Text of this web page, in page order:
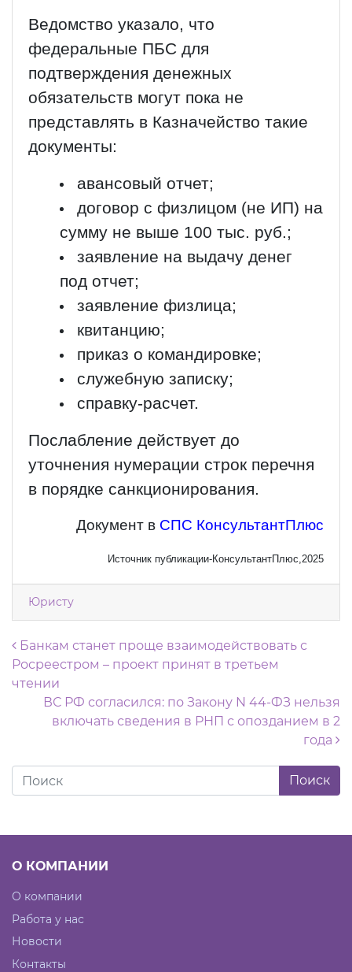
Ведомство указало, что
федеральные ПБС для
подтверждения денежных
обязательств могут пока не
представлять в Казначейство такие
документы:
авансовый отчет;
договор с физлицом (не ИП) на
сумму не выше 100 тыс. руб.;
заявление на выдачу денег
под отчет;
заявление физлица;
квитанцию;
приказ о командировке;
служебную записку;
справку-расчет.
Послабление действует до
уточнения нумерации строк перечня
в порядке санкционирования.
Документ в СПС КонсультантПлюс
Источник публикации-КонсультантПлюс,2025
Юристу
Навигация по записям
Банкам станет проще взаимодействовать с
Росреестром – проект принят в третьем
чтении
ВС РФ согласился: по Закону N 44-ФЗ нельзя
включать сведения в РНП с опозданием в 2
года
О КОМПАНИИ
О компании
Работа у нас
Новости
Контакты